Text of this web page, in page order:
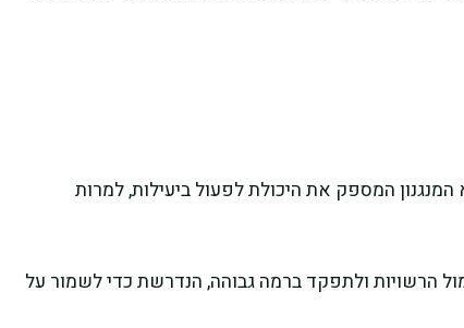
המספק את היכולת לפעול ביעילות, למרות
הרשויות ולתפקד ברמה גבוהה, הנדרשת כדי לשמור על